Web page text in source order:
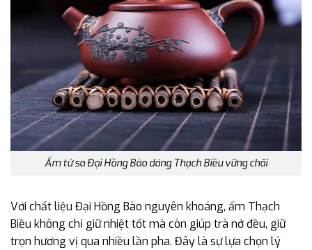
Ấm tử sa Đại Hồng Bào dáng Thạch Biều vững chãi
Với chất liệu Đại Hồng Bào nguyên khoáng, ấm Thạch
Biều không chỉ giữ nhiệt tốt mà còn giúp trà nở đều, giữ
trọn hương vị qua nhiều lần pha. Đây là sự lựa chọn lý